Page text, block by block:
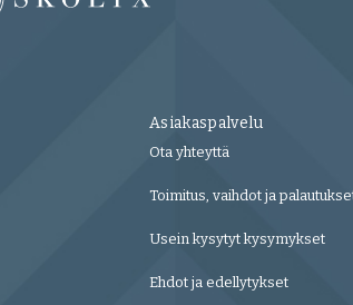
Asiakaspalvelu
Ota yhteyttä
Toimitus, vaihdot ja
Usein kysytyt kysymykset
Ehdot ja edellytykset